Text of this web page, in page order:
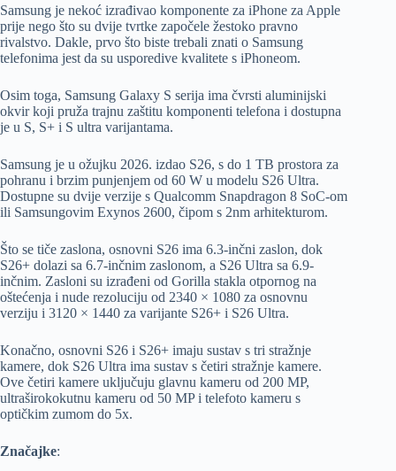
Samsung je nekoć izrađivao komponente za iPhone za Apple
prije nego što su dvije tvrtke započele žestoko pravno
rivalstvo. Dakle, prvo što biste trebali znati o Samsung
telefonima jest da su usporedive kvalitete s iPhoneom.
Osim toga, Samsung Galaxy S serija ima čvrsti aluminijski
okvir koji pruža trajnu zaštitu komponenti telefona i dostupna
je u S, S+ i S ultra varijantama.
Samsung je u ožujku 2026. izdao S26, s do 1 TB prostora za
pohranu i brzim punjenjem od 60 W u modelu S26 Ultra.
Dostupne su dvije verzije s Qualcomm Snapdragon 8 SoC-om
ili Samsungovim Exynos 2600, čipom s 2nm arhitekturom.
Što se tiče zaslona, ​​osnovni S26 ima 6.3-inčni zaslon, dok
S26+ dolazi sa 6.7-inčnim zaslonom, a S26 Ultra sa 6.9-
inčnim. Zasloni su izrađeni od Gorilla stakla otpornog na
oštećenja i nude rezoluciju od 2340 × 1080 za osnovnu
verziju i 3120 × 1440 za varijante S26+ i S26 Ultra.
Konačno, osnovni S26 i S26+ imaju sustav s tri stražnje
kamere, dok S26 Ultra ima sustav s četiri stražnje kamere.
Ove četiri kamere uključuju glavnu kameru od 200 MP,
ultraširokokutnu kameru od 50 MP i telefoto kameru s
optičkim zumom do 5x.
Značajke: